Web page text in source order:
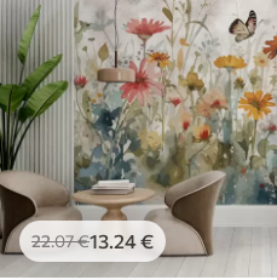
22.07€13 .24€